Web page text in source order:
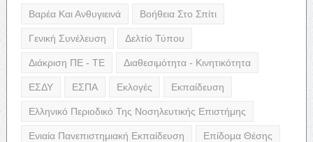
Βαρέα Και Ανθυγιεινά Βοήθεια Στο Σπίτι
Γενική Συνέλευση Δελτίο Τύπου
Διάκριση ΠΕ - ΤΕ Διαθεσιμότητα - Κινητικότητα
ΕΣΔΥ ΕΣΠΑ Εκλογές Εκπαίδευση
Ελληνικό Περιοδικό Της Νοσηλευτικής Επιστήμης
Ενιαία Πανεπιστημιακή Εκπαίδευση Επίδομα Θέσης